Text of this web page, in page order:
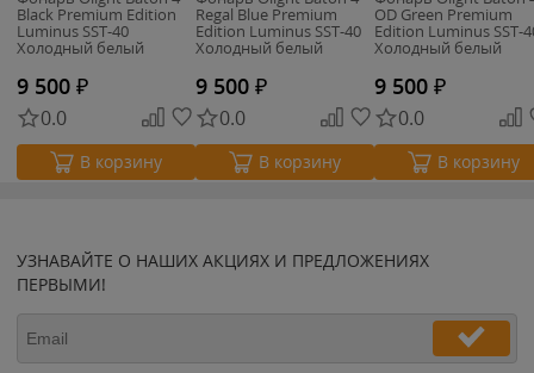
Black Premium Edition
Luminus SST-40
Холодный белый
9 500 ₽
0.0
В корзину
Regal Blue Premium
Edition Luminus SST-40
Холодный белый
9 500 ₽
0.0
В корзину
OD Green Premium
Edition Luminus SST-
Холодный белый
9 500 ₽
0.0
В корзину
УЗНАВАЙТЕ О НАШИХ АКЦИЯХ И ПРЕДЛОЖЕНИЯХ
ПЕРВЫМИ!